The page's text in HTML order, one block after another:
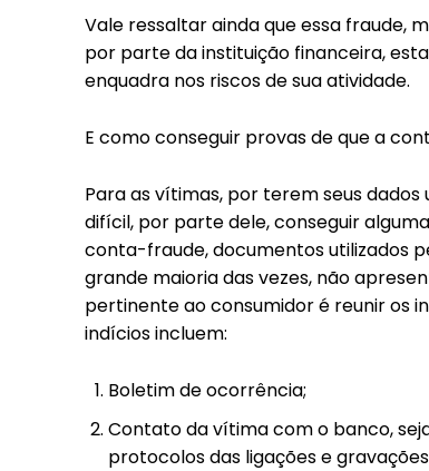
Vale ressaltar ainda que essa fraude,
por parte da instituição financeira,
enquadra nos riscos de sua atividade.
E como conseguir provas de que a
Para as vítimas, por terem seus
difícil, por parte dele, conseguir
conta-fraude, documentos utilizados
grande maioria das vezes, não
pertinente ao consumidor é reunir os
indícios incluem:
Boletim de ocorrência;
Contato da vítima com o banco,
protocolos das ligações e